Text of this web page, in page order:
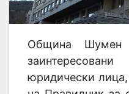
Община Шумен
юридически лица,